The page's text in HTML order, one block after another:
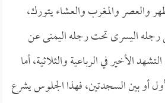
والعصر والمغرب والعشاء يتورك،
اليسرى تحت رجله اليمنى عن
الأخير في الرباعية والثلاثية، أما
أو بين السجدتين، فهذا الجلوس يشرع